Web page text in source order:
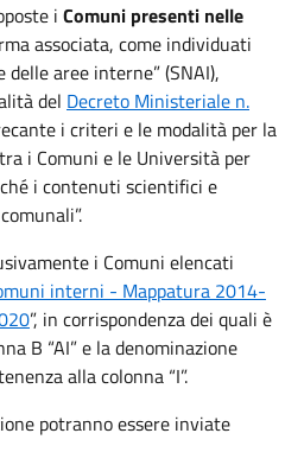
i Comuni presenti nelle
associata, come individuati
aree interne” (SNAI),
del Decreto Ministeriale n.
i criteri e le modalità per la
i Comuni e le Università per
i contenuti scientifici e
i Comuni elencati
interni - Mappatura 2014-
”, in corrispondenza dei quali è
B “AI” e la denominazione
alla colonna “I”.
potranno essere inviate